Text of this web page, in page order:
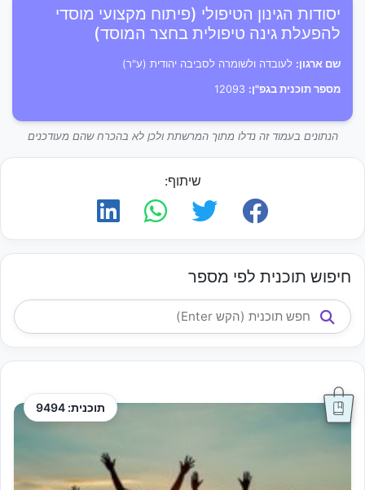
יסודות הגינון הטיפולי (פיתוח מקצועי מוסדי
להפעלת גינה טיפולית בחצר המוסד)
שם ארגון: לעובדה ולשומרה לסביבה יהודית (ע"ר)
מספר תוכנית בגפ"ן:
הנתונים בעמוד זה נדלו מתוך המרשתת ולכן לא בהכרח שהם מעודכנים
שיתוף:
חיפוש תוכנית לפי מספר
תוכנית: 9494